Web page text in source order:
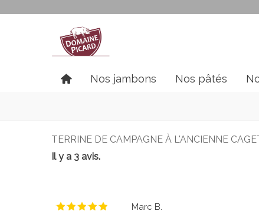
Nos jambons Nos pâtés
TERRINE DE CAMPAGNE À L'ANCIENNE
Il y a 3 avis.
Marc B.